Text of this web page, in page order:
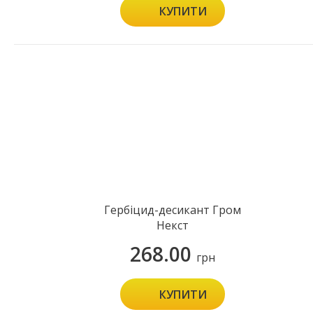
КУПИТИ
Гербіцид-десикант Гром
Некст
268.00 грн
КУПИТИ